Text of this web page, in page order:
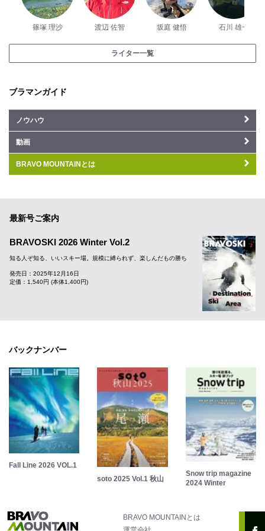
篠塚 理沙 渡辺 佐智 坂庭 健悟 石川 雄一
ライター一覧
ブラマンガイド
ノウハウ
動画
BRAVO MOUNTAINとは
最新号ご案内
BRAVOSKI 2026 Winter Vol.2
知る人ぞ知る、いいスキー場。規模に縛られず、楽しんだもの勝ち
発売日：2025年12月16日
定価：1,540円 (本体1,400円)
バックナンバー
Fall Line 2026 VOL.1
soto 2025 Vol.1 秋山
Snow trip magazine
2024 Winter
BRAVO MOUNTAINとは